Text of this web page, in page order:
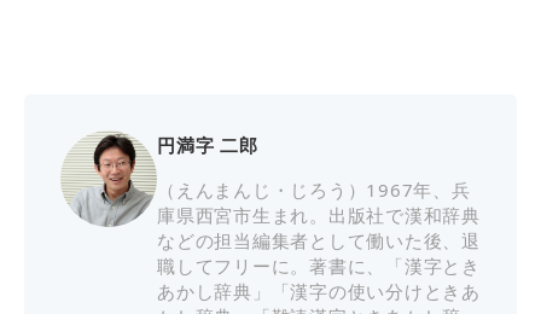
円満字 二郎
（えんまんじ・じろう）1967年、兵
庫県西宮市生まれ。出版社で漢和辞典
などの担当編集者として働いた後、退
職してフリーに。著書に、「漢字とき
あかし辞典」「漢字の使い分けときあ